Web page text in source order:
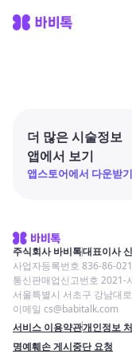
더 많은 시술정보
앱에서 보기
앱스토어에서 다운받기
주식회사 바비톡대표이사
사업자등록번호 836-86-
통신판매업신고번호 2021-
서울특별시 서초구 강남대
이메일 cs@babitalk.com
서비스 이용약관개인정보
명예훼손 게시중단 요청